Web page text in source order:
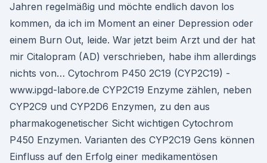
Jahren regelmäßig und möchte endlich davon los
kommen, da ich im Moment an einer Depression oder
einem Burn Out, leide. War jetzt beim Arzt und der hat
mir Citalopram (AD) verschrieben, habe ihm allerdings
nichts von… Cytochrom P450 2C19 (CYP2C19) -
www.ipgd-labore.de CYP2C19 Enzyme zählen, neben
CYP2C9 und CYP2D6 Enzymen, zu den aus
pharmakogenetischer Sicht wichtigen Cytochrom
P450 Enzymen. Varianten des CYP2C19 Gens können
Einfluss auf den Erfolg einer medikamentösen